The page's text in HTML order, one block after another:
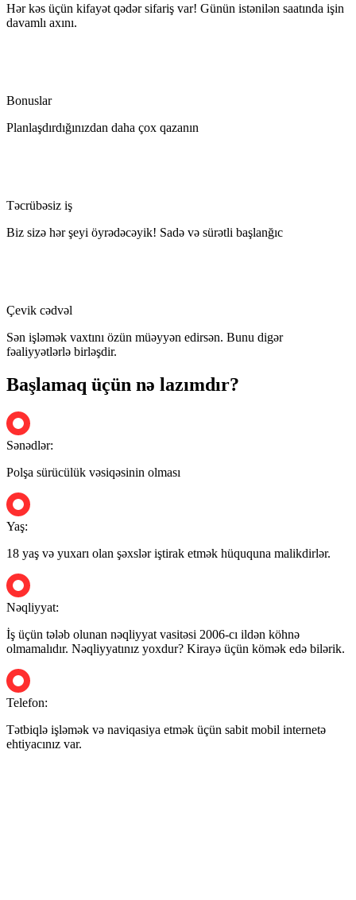
Hər kəs üçün kifayət qədər sifariş var! Günün istənilən saatında işin
davamlı axını.
Bonuslar
Planlaşdırdığınızdan daha çox qazanın
Təcrübəsiz iş
Biz sizə hər şeyi öyrədəcəyik! Sadə və sürətli başlanğıc
Çevik cədvəl
Sən işləmək vaxtını özün müəyyən edirsən. Bunu digər
fəaliyyətlərlə birləşdir.
Başlamaq üçün nə lazımdır?
Sənədlər:
Polşa sürücülük vəsiqəsinin olması
Yaş:
18 yaş və yuxarı olan şəxslər iştirak etmək hüququna malikdirlər.
Nəqliyyat:
İş üçün tələb olunan nəqliyyat vasitəsi 2006-cı ildən köhnə
olmamalıdır. Nəqliyyatınız yoxdur? Kirayə üçün kömək edə bilərik.
Telefon:
Tətbiqlə işləmək və naviqasiya etmək üçün sabit mobil internetə
ehtiyacınız var.